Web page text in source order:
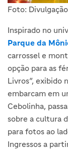
Foto: Divulgação
Inspirado no
Parque da
carrossel e
opção para as
Livros”, exibido
embarcam em
Cebolinha,
sobre a cultura
para fotos ao
Ingressos a